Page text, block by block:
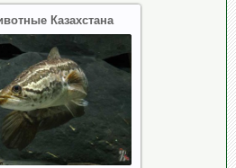
Казахстана